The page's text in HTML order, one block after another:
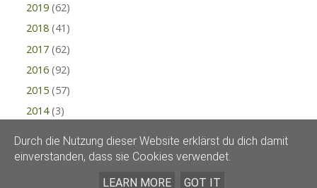
2019 (62)
2018 (41)
2017 (62)
2016 (92)
2015 (57)
2014 (3)
Durch die Nutzung dieser Website erklärst du dich damit
einverstanden, dass sie Cookies verwendet.
LEARN MORE
GOT IT